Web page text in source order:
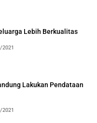
Lebih Berkualitas
Lakukan Pendataan